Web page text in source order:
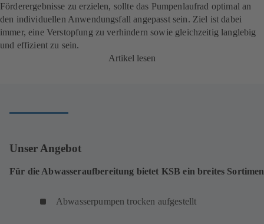
Förderergebnisse zu erzielen, sollte das Pumpenlaufrad optimal an
den individuellen Anwendungsfall angepasst sein. Ziel ist dabei
immer, eine Verstopfung zu verhindern sowie gleichzeitig langlebig
und effizient zu sein.
Artikel lesen
Unser Angebot
Für die Abwasseraufbereitung bietet KSB ein breites
Abwasserpumpen trocken aufgestellt